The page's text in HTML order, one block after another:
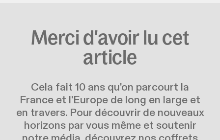
Merci d'avoir lu cet
article
Cela fait 10 ans qu'on parcourt la
France et l'Europe de long en large et
en travers. Pour découvrir de nouveaux
horizons par vous même et soutenir